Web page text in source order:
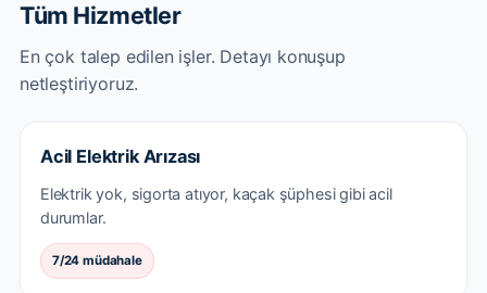
Tüm Hizmetler
En çok talep edilen işler. Detayı konuşup
netleştiriyoruz.
Acil Elektrik Arızası
Elektrik yok, sigorta atıyor, kaçak şüphesi gibi acil
durumlar.
7/24 müdahale